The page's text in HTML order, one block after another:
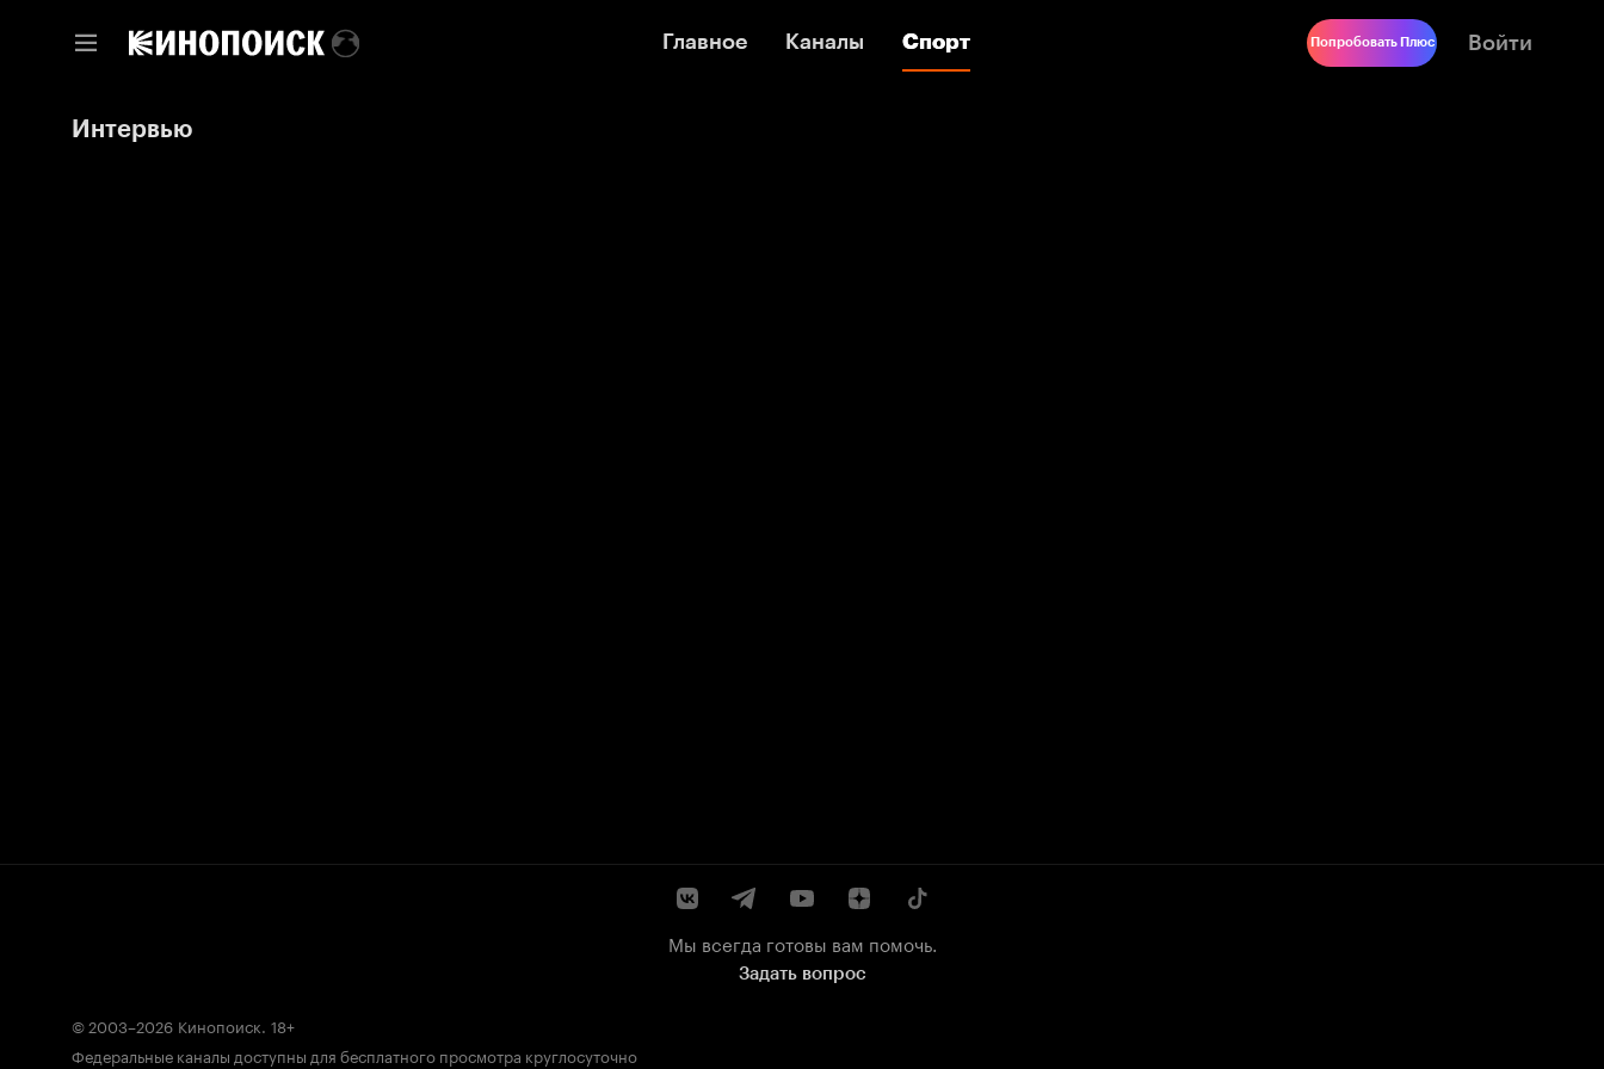
Главное Каналы Спорт
Главное Каналы Спорт Попробовать Плюс Войти
Интервью
Мы всегда готовы вам помочь.
Задать вопрос
© 2003–2026 Кинопоиск. 18+
Федеральные каналы доступны для бесплатного просмотра круглосуточно